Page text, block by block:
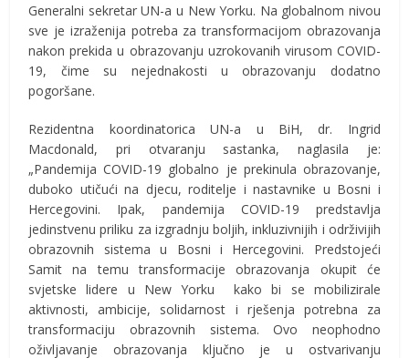
Generalni sekretar UN-a u New Yorku. Na globalnom nivou
sve je izraženija potreba za transformacijom obrazovanja
nakon prekida u obrazovanju uzrokovanih virusom COVID-
19, čime su nejednakosti u obrazovanju dodatno
pogoršane.
Rezidentna koordinatorica UN-a u BiH, dr. Ingrid
Macdonald, pri otvaranju sastanka, naglasila je:
„Pandemija COVID-19 globalno je prekinula obrazovanje,
duboko utičući na djecu, roditelje i nastavnike u Bosni i
Hercegovini. Ipak, pandemija COVID-19 predstavlja
jedinstvenu priliku za izgradnju boljih, inkluzivnijih i održivijih
obrazovnih sistema u Bosni i Hercegovini. Predstojeći
Samit na temu transformacije obrazovanja okupit će
svjetske lidere u New Yorku kako bi se mobilizirale
aktivnosti, ambicije, solidarnost i rješenja potrebna za
transformaciju obrazovnih sistema. Ovo neophodno
oživljavanje obrazovanja ključno je u ostvarivanju